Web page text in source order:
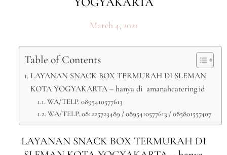
March 4, 2021
Table of Contents
LAYANAN SNACK BOX TERMURAH DI SLEMAN
KOTA YOGYAKARTA – hanya di amanahcatering.id
WA/TELP. 0895410577613
WA/TELP. 081225723489 / 0895410577613 / 085801557407
LAYANAN SNACK BOX TERMURAH DI